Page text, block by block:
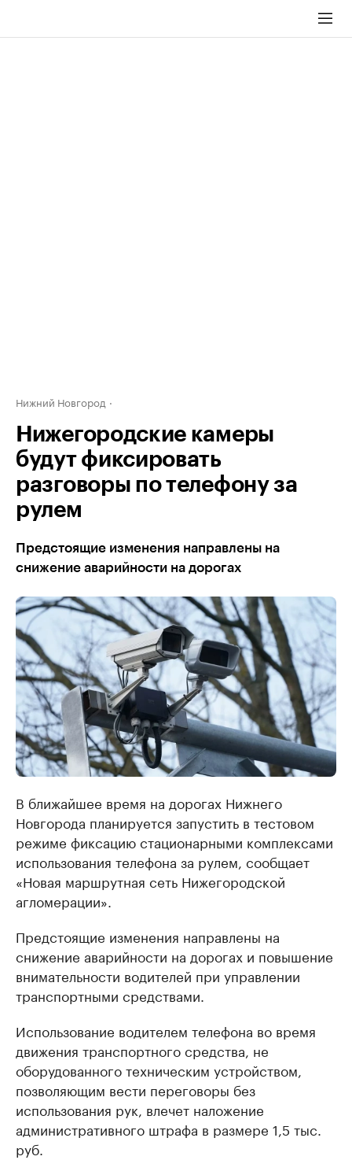
Нижний Новгород
Нижегородские камеры
будут фиксировать
разговоры по телефону за
рулем
Предстоящие изменения направлены на
снижение аварийности на дорогах
В ближайшее время на дорогах Нижнего
Новгорода планируется запустить в тестовом
режиме фиксацию стационарными комплексами
использования телефона за рулем, сообщает
«Новая маршрутная сеть Нижегородской
агломерации».
Предстоящие изменения направлены на
снижение аварийности на дорогах и повышение
внимательности водителей при управлении
транспортными средствами.
Использование водителем телефона во время
движения транспортного средства, не
оборудованного техническим устройством,
позволяющим вести переговоры без
использования рук, влечет наложение
административного штрафа в размере 1,5 тыс.
руб.